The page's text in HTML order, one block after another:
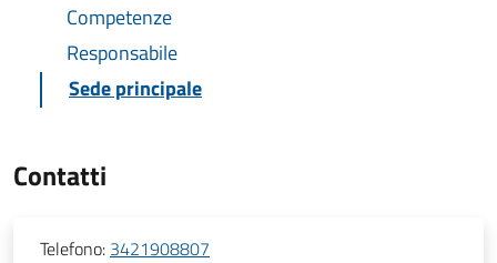
Competenze
Responsabile
Sede principale
Contatti
Telefono: 3421908807